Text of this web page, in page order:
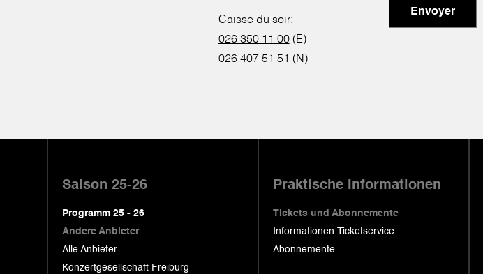
Caisse du soir:
026 350 11 00(E)
026 407 51 51 (N)
Envoyer
Saison 25-26
Programm 25 - 26
Andere Anbieter
Alle Anbieter
Konzertgesellschaft Freiburg
Praktische Informationen
Tickets und Abonnemente
Informationen Ticketservice
Abonnemente